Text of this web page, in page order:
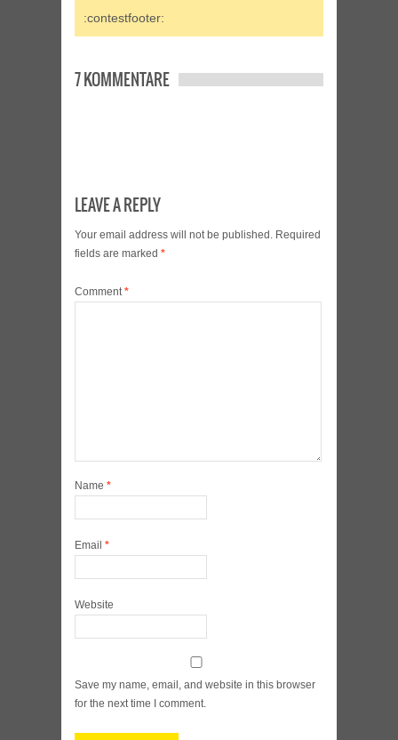
:contestfooter:
7 KOMMENTARE
LEAVE A REPLY
Your email address will not be published. Required
fields are marked *
Comment *
Name *
Email *
Website
Save my name, email, and website in this browser
for the next time I comment.